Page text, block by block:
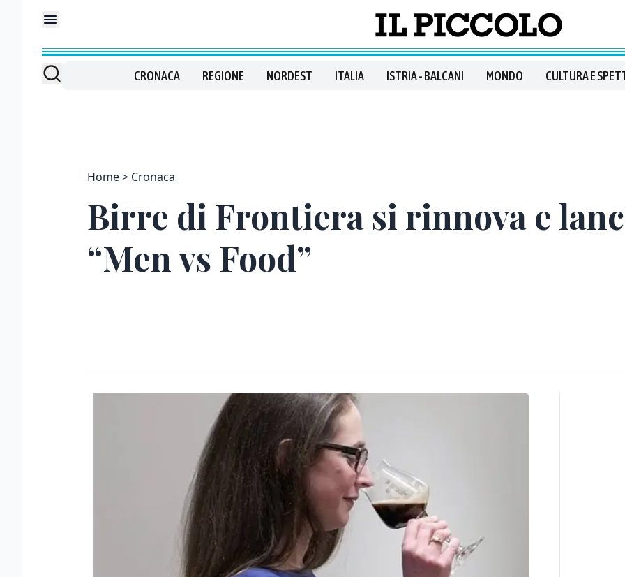
CRONACA REGIONE NORDEST ITALIA ISTRIA - BALCANI MONDO CULTURA E
Home Cronaca
Birre di Frontiera si rinnova e
“Men vs Food”